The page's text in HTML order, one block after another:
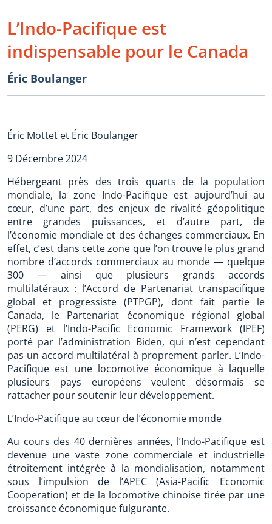
L’Indo-Pacifique est
indispensable pour le Canada
Éric Boulanger
Éric Mottet et Éric Boulanger
9 Décembre 2024
Hébergeant près des trois quarts de la population
mondiale, la zone Indo-Pacifique est aujourd’hui au
cœur, d’une part, des enjeux de rivalité géopolitique
entre grandes puissances, et d’autre part, de
l’économie mondiale et des échanges commerciaux. En
effet, c’est dans cette zone que l’on trouve le plus grand
nombre d’accords commerciaux au monde — quelque
300 — ainsi que plusieurs grands accords
multilatéraux : l’Accord de Partenariat transpacifique
global et progressiste (PTPGP), dont fait partie le
Canada, le Partenariat économique régional global
(PERG) et l’Indo-Pacific Economic Framework (IPEF)
porté par l’administration Biden, qui n’est cependant
pas un accord multilatéral à proprement parler. L’Indo-
Pacifique est une locomotive économique à laquelle
plusieurs pays européens veulent désormais se
rattacher pour soutenir leur développement.
L’Indo-Pacifique au cœur de l’économie monde
Au cours des 40 dernières années, l’Indo-Pacifique est
devenue une vaste zone commerciale et industrielle
étroitement intégrée à la mondialisation, notamment
sous l’impulsion de l’APEC (Asia-Pacific Economic
Cooperation) et de la locomotive chinoise tirée par une
croissance économique fulgurante.